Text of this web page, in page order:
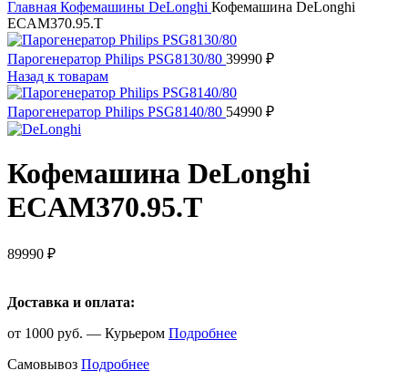
Главная Кофемашины DeLonghi Кофемашина DeLonghi
ECAM370.95.T
Парогенератор Philips PSG8130/80 39990 ₽
Назад к товарам
Парогенератор Philips PSG8140/80 54990 ₽
Кофемашина DeLonghi
ECAM370.95.T
89990 ₽
Доставка и оплата:
от 1000 руб. — Курьером Подробнее
Самовывоз Подробнее